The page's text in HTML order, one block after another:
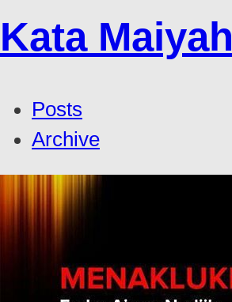
Kata Maiyah
Posts
Archive